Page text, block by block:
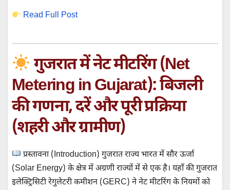
Read Full Post
गुजरात में नेट मीटरिंग (Net
Metering in Gujarat): बिजली
की गणना, दरें और पूरी प्रक्रिया
(शहरी और ग्रामीण)
प्रस्तावना (Introduction) गुजरात राज्य भारत में सौर ऊर्जा
(Solar Energy) के क्षेत्र में अग्रणी राज्यों में से एक है। यहाँ की गुजरात
इलेक्ट्रिसिटी रेगुलेटरी कमीशन (GERC) ने नेट मीटरिंग के नियमों को